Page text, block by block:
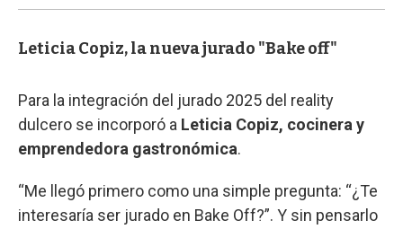
Leticia Copiz, la nueva jurado "Bake off"
Para la integración del jurado 2025 del reality
dulcero se incorporó a Leticia Copiz, cocinera y
emprendedora gastronómica.
“Me llegó primero como una simple pregunta: “¿Te
interesaría ser jurado en Bake Off?”. Y sin pensarlo